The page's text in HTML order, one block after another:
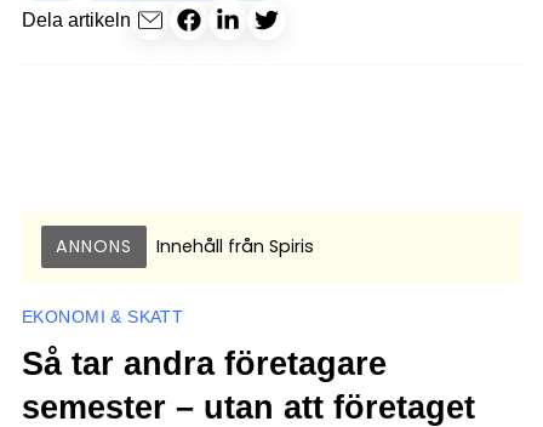
Dela artikeln
ANNONS Innehåll från Spiris
EKONOMI & SKATT
Så tar andra företagare
semester – utan att företaget